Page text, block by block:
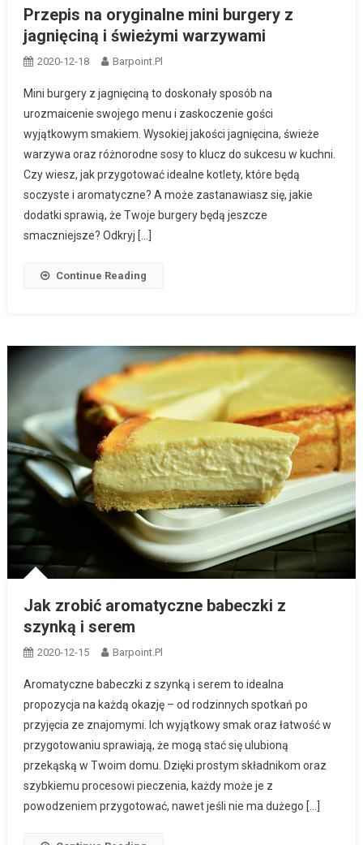
Przepis na oryginalne mini burgery z
jagnięciną i świeżymi warzywami
2020-12-18 Barpoint.pl
Mini burgery z jagnięciną to doskonały sposób na
urozmaicenie swojego menu i zaskoczenie gości
wyjątkowym smakiem. Wysokiej jakości jagnięcina, świeże
warzywa oraz różnorodne sosy to klucz do sukcesu w kuchni.
Czy wiesz, jak przygotować idealne kotlety, które będą
soczyste i aromatyczne? A może zastanawiasz się, jakie
dodatki sprawią, że Twoje burgery będą jeszcze
smaczniejsze? Odkryj […]
Continue Reading
Jak zrobić aromatyczne babeczki z
szynką i serem
2020-12-15 Barpoint.pl
Aromatyczne babeczki z szynką i serem to idealna
propozycja na każdą okazję – od rodzinnych spotkań po
przyjęcia ze znajomymi. Ich wyjątkowy smak oraz łatwość w
przygotowaniu sprawiają, że mogą stać się ulubioną
przekąską w Twoim domu. Dzięki prostym składnikom oraz
szybkiemu procesowi pieczenia, każdy może je z
powodzeniem przygotować, nawet jeśli nie ma dużego […]